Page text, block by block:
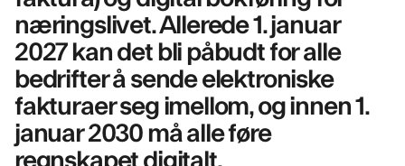
næringslivet. Allerede 1. januar
2027 kan det bli påbudt for alle
bedrifter å sende elektroniske
fakturaer seg imellom, og innen 1.
januar 2030 må alle føre
regnskapet digitalt.